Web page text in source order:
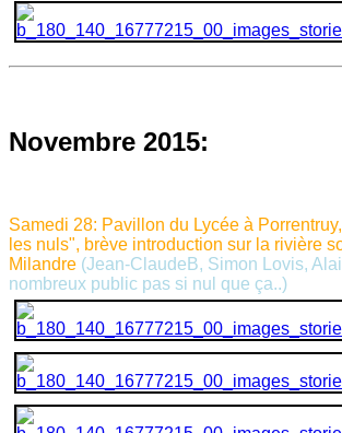
Novembre 2015:
Samedi 28: Pavillon du Lycée à
les nuls", brève introduction sur la rivière
Milandre (Jean-ClaudeB, Simon Lovis,
nombreux public pas si nul que ça..)